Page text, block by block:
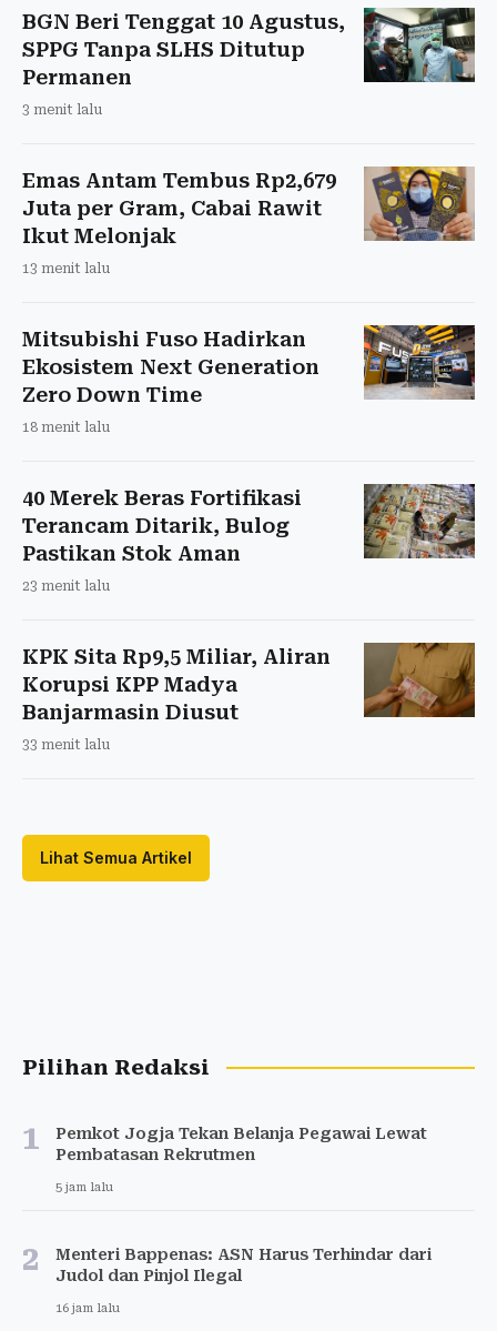
BGN Beri Tenggat 10 Agustus,
SPPG Tanpa SLHS Ditutup
Permanen
3 menit lalu
Emas Antam Tembus Rp2,679
Juta per Gram, Cabai Rawit
Ikut Melonjak
13 menit lalu
Mitsubishi Fuso Hadirkan
Ekosistem Next Generation
Zero Down Time
18 menit lalu
40 Merek Beras Fortifikasi
Terancam Ditarik, Bulog
Pastikan Stok Aman
23 menit lalu
KPK Sita Rp9,5 Miliar, Aliran
Korupsi KPP Madya
Banjarmasin Diusut
33 menit lalu
Lihat Semua Artikel
Pilihan Redaksi
1
Pemkot Jogja Tekan Belanja Pegawai Lewat
Pembatasan Rekrutmen
5 jam lalu
2
Menteri Bappenas: ASN Harus Terhindar dari
Judol dan Pinjol Ilegal
16 jam lalu